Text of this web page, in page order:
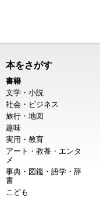
本をさがす
書籍
文学・小説
社会・ビジネス
旅行・地図
趣味
実用・教育
アート・教養・エンタ
メ
事典・図鑑・語学・辞
書
こども